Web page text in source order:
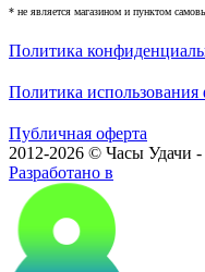
* не является магазином и пунктом
Политика
Политика использования
Публичная оферта
2012-2026 © Часы Удачи -
Разработано в